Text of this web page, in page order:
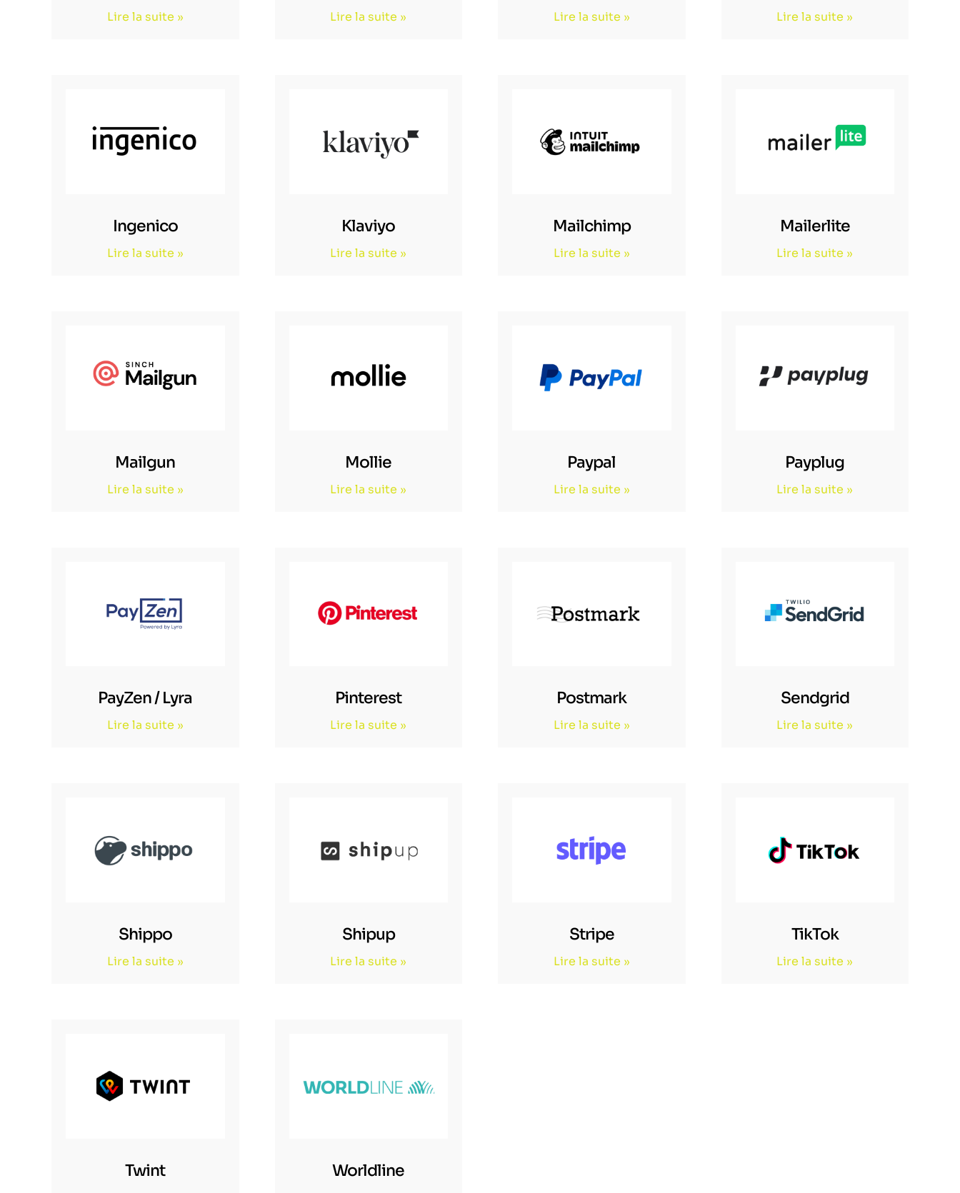
Lire la suite » Lire la suite » Lire la suite » Lire la suite »
Ingenico
Lire la suite »
Klaviyo
Lire la suite »
Mailchimp
Lire la suite »
Mailerlite
Lire la suite »
Mailgun
Lire la suite »
Mollie
Lire la suite »
Paypal
Lire la suite »
Payplug
Lire la suite »
PayZen / Lyra
Lire la suite »
Pinterest
Lire la suite »
Postmark
Lire la suite »
Sendgrid
Lire la suite »
Shippo
Lire la suite »
Shipup
Lire la suite »
Stripe
Lire la suite »
TikTok
Lire la suite »
Twint Worldline